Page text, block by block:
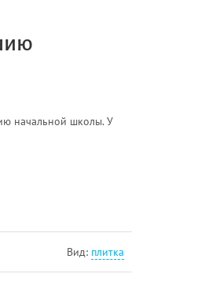
начальной школы. У
Вид: плитка